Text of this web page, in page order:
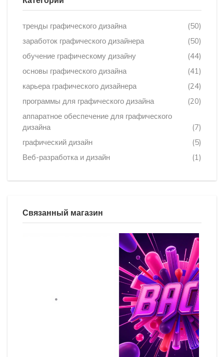
тренды графического дизайна
(50)
заработок графического дизайнера
(50)
обучение графическому дизайну
(44)
основы графического дизайна
(41)
карьера графического дизайнера
(24)
программы для графического дизайна
(20)
аппаратное обеспечение для графического
дизайна
(7)
графический дизайн
(5)
Веб-разработка и дизайн
(1)
Связанный магазин